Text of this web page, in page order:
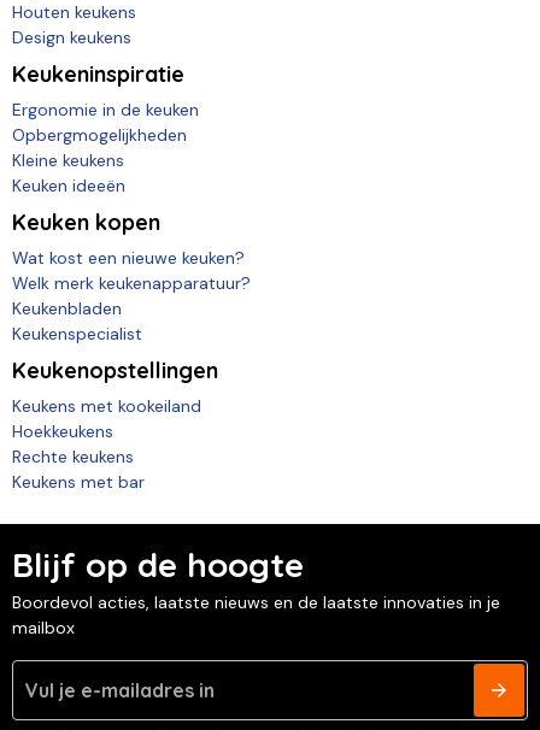
Houten keukens
Design keukens
Keukeninspiratie
Ergonomie in de keuken
Opbergmogelijkheden
Kleine keukens
Keuken ideeën
Keuken kopen
Wat kost een nieuwe keuken?
Welk merk keukenapparatuur?
Keukenbladen
Keukenspecialist
Keukenopstellingen
Keukens met kookeiland
Hoekkeukens
Rechte keukens
Keukens met bar
Blijf op de hoogte
Boordevol acties, laatste nieuws en de laatste innovaties in je
mailbox